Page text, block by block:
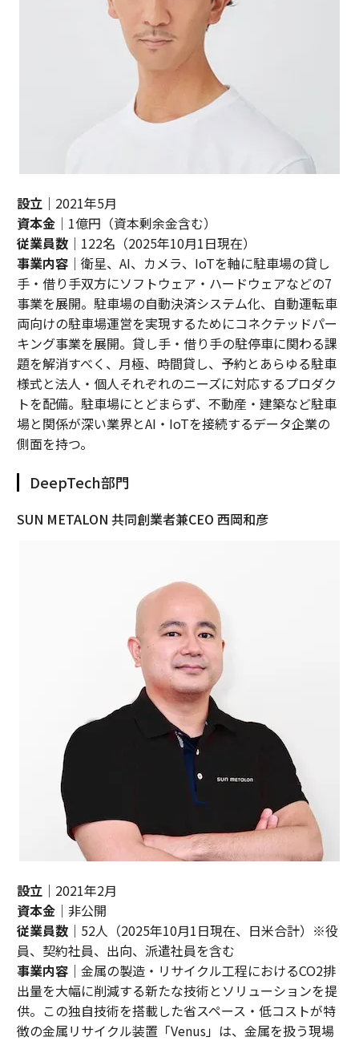
設立｜2021年5月
資本金｜1億円（資本剰余金含む）
従業員数｜122名（2025年10月1日現在）
事業内容｜衛星、AI、カメラ、IoTを軸に駐車場の貸し
手・借り手双方にソフトウェア・ハードウェアなどの7
事業を展開。駐車場の自動決済システム化、自動運転車
両向けの駐車場運営を実現するためにコネクテッドパー
キング事業を展開。貸し手・借り手の駐停車に関わる課
題を解消すべく、月極、時間貸し、予約とあらゆる駐車
様式と法人・個人それぞれのニーズに対応するプロダク
トを配備。駐車場にとどまらず、不動産・建築など駐車
場と関係が深い業界とAI・IoTを接続するデータ企業の
側面を持つ。
DeepTech部門
SUN METALON 共同創業者兼CEO 西岡和彦
設立｜2021年2月
資本金｜非公開
従業員数｜52人（2025年10月1日現在、日米合計）※役
員、契約社員、出向、派遣社員を含む
事業内容｜金属の製造・リサイクル工程におけるCO2排
出量を大幅に削減する新たな技術とソリューションを提
供。この独自技術を搭載した省スペース・低コストが特
徴の金属リサイクル装置「Venus」は、金属を扱う現場